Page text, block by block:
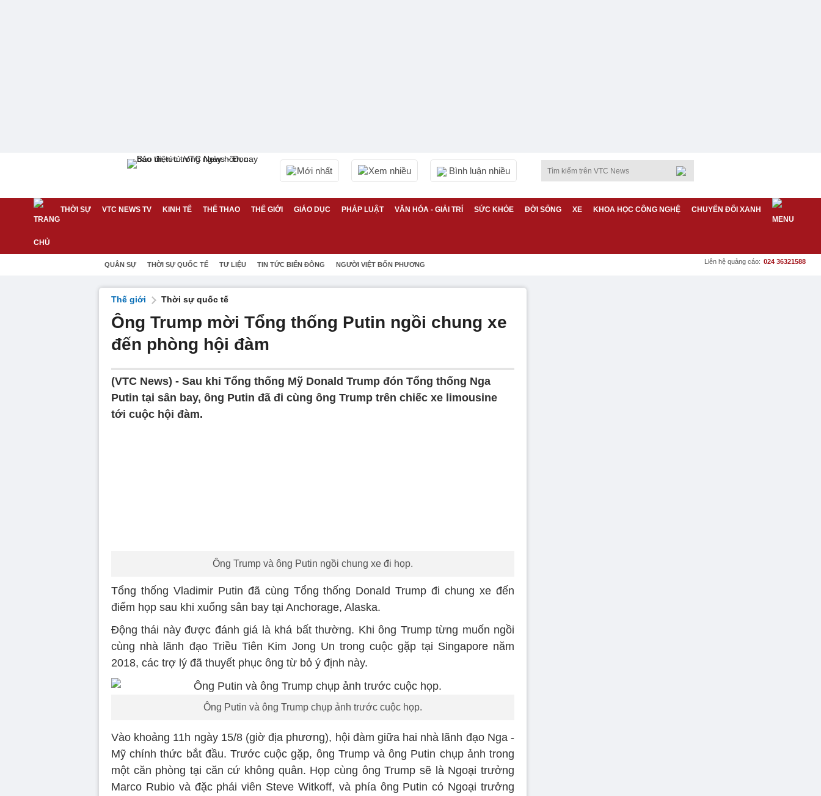
Mới nhất Xem nhiều Bình luận nhiều
THỜI SỰ VTC NEWS TV KINH TẾ THỂ THAO THẾ GIỚI GIÁO DỤC PHÁP LUẬT VĂN HÓA - GIẢI TRÍ SỨC KHỎE ĐỜI SỐNG XE KHOA HỌC CÔNG NGHỆ CHUYỂN ĐỔI XANH
QUÂN SỰ THỜI SỰ QUỐC TẾ TƯ LIỆU TIN TỨC BIỂN ĐÔNG NGƯỜI VIỆT BỐN PHƯƠNG Liên hệ quảng cáo: 024 36321588
Thế giới Thời sự quốc tế
Ông Trump mời Tổng thống Putin ngồi chung xe
đến phòng hội đàm
(VTC News) - Sau khi Tổng thống Mỹ Donald Trump đón Tổng thống Nga
Putin tại sân bay, ông Putin đã đi cùng ông Trump trên chiếc xe limousine
tới cuộc hội đàm.
Ông Trump và ông Putin ngồi chung xe đi họp.
Tổng thống Vladimir Putin đã cùng Tổng thống Donald Trump đi chung xe đến
điểm họp sau khi xuống sân bay tại Anchorage, Alaska.
Động thái này được đánh giá là khá bất thường. Khi ông Trump từng muốn ngồi
cùng nhà lãnh đạo Triều Tiên Kim Jong Un trong cuộc gặp tại Singapore năm
2018, các trợ lý đã thuyết phục ông từ bỏ ý định này.
Ông Putin và ông Trump chụp ảnh trước cuộc họp.
Vào khoảng 11h ngày 15/8 (giờ địa phương), hội đàm giữa hai nhà lãnh đạo Nga -
Mỹ chính thức bắt đầu. Trước cuộc gặp, ông Trump và ông Putin chụp ảnh trong
một căn phòng tại căn cứ không quân. Họp cùng ông Trump sẽ là Ngoại trưởng
Marco Rubio và đặc phái viên Steve Witkoff, và phía ông Putin có Ngoại trưởng